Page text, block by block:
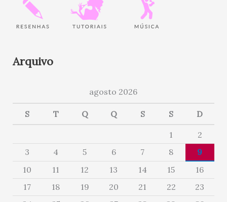
Arquivo
agosto 2026
S T Q Q S S D
1
2
3
4 5 6 7 8
9
10
11 12 13 14 15
16
17
18 19 20 21 22
23